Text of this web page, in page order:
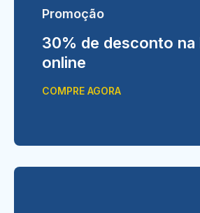
Promoção
30% de desconto na
online
COMPRE AGORA